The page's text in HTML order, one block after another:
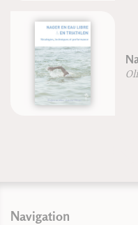
et en triathlon
Navigation